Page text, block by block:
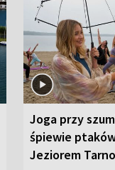
Joga przy
śpiewie
Jeziorem